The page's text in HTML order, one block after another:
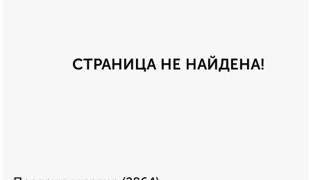
СТРАНИЦА НЕ НАЙДЕНА!